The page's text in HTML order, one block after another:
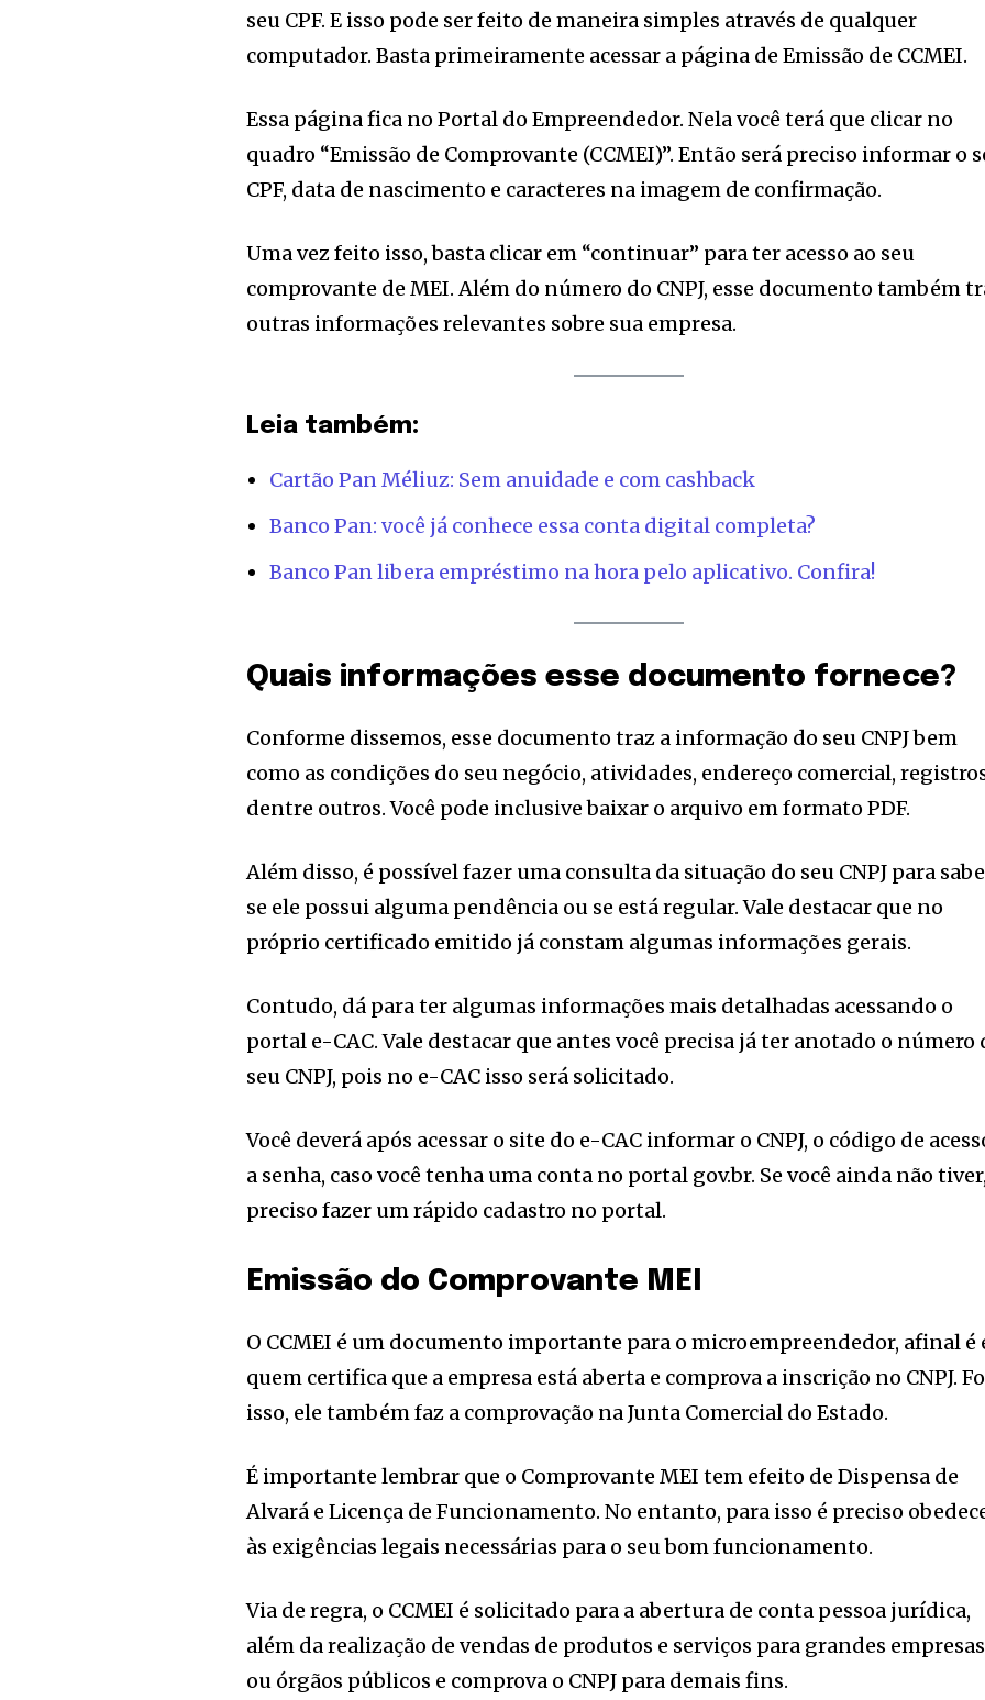
Join our community of
SUBSCRIBERS and be part
To subscribe, simply enter your email address on our website or click
the subscribe button below. Don't worry, we respect your privacy and
won't spam your inbox. Your information is safe with us.
[td_block_social_counter style=”style7 td-social-boxed” manual_count_instagram=”32111″ instagram=”#”
tdc_css=”eyJhbGwiOnsibWFyZ2luLWJvdHRvbSI6IjAiLCJkaXNwbGF5IjoiIn19″]
seu CPF. E isso pode ser feito de maneira simples através de qualquer
computador. Basta primeiramente acessar a página de Emissão de CCMEI.
Essa página fica no Portal do Empreendedor. Nela você terá que clicar no
quadro “Emissão de Comprovante (CCMEI)”. Então será preciso informar o
CPF, data de nascimento e caracteres na imagem de confirmação.
Uma vez feito isso, basta clicar em “continuar” para ter acesso ao seu
comprovante de MEI. Além do número do CNPJ, esse documento também
outras informações relevantes sobre sua empresa.
Leia também:
Cartão Pan Méliuz: Sem anuidade e com cashback
Banco Pan: você já conhece essa conta digital completa?
Banco Pan libera empréstimo na hora pelo aplicativo. Confira!
Quais informações esse documento fornece?
Conforme dissemos, esse documento traz a informação do seu CNPJ bem
como as condições do seu negócio, atividades, endereço comercial,
dentre outros. Você pode inclusive baixar o arquivo em formato PDF.
Além disso, é possível fazer uma consulta da situação do seu CNPJ para
se ele possui alguma pendência ou se está regular. Vale destacar que no
próprio certificado emitido já constam algumas informações gerais.
Contudo, dá para ter algumas informações mais detalhadas acessando o
portal e-CAC. Vale destacar que antes você precisa já ter anotado o número
seu CNPJ, pois no e-CAC isso será solicitado.
Você deverá após acessar o site do e-CAC informar o CNPJ, o código de
a senha, caso você tenha uma conta no portal gov.br. Se você ainda não
preciso fazer um rápido cadastro no portal.
Emissão do Comprovante MEI
O CCMEI é um documento importante para o microempreendedor, afinal é
quem certifica que a empresa está aberta e comprova a inscrição no CNPJ.
isso, ele também faz a comprovação na Junta Comercial do Estado.
É importante lembrar que o Comprovante MEI tem efeito de Dispensa de
Alvará e Licença de Funcionamento. No entanto, para isso é preciso
às exigências legais necessárias para o seu bom funcionamento.
Via de regra, o CCMEI é solicitado para a abertura de conta pessoa jurídica,
além da realização de vendas de produtos e serviços para grandes empresas
ou órgãos públicos e comprova o CNPJ para demais fins.